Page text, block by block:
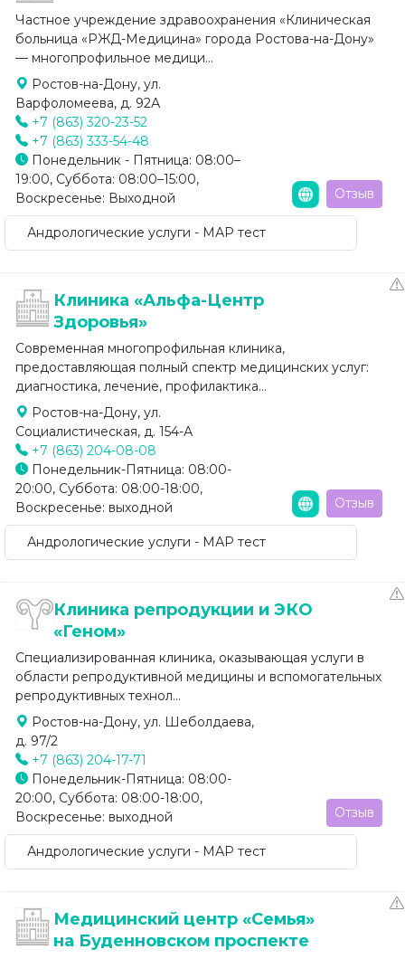
Частное учреждение здравоохранения «Клиническая
больница «РЖД-Медицина» города Ростова-на-Дону»
— многопрофильное медици...
Ростов-на-Дону, ул.
Варфоломеева, д. 92А
+7 (863) 320-23-52
+7 (863) 333-54-48
Понедельник - Пятница: 08:00–
19:00, Суббота: 08:00–15:00,
Воскресенье: Выходной
Отзыв
Андрологические услуги - МАР тест
Клиника «Альфа-Центр
Здоровья»
Современная многопрофильная клиника,
предоставляющая полный спектр медицинских услуг:
диагностика, лечение, профилактика...
Ростов-на-Дону, ул.
Социалистическая, д. 154-А
+7 (863) 204-08-08
Понедельник-Пятница: 08:00-
20:00, Суббота: 08:00-18:00,
Воскресенье: выходной
Отзыв
Андрологические услуги - МАР тест
Клиника репродукции и ЭКО
«Геном»
Специализированная клиника, оказывающая услуги в
области репродуктивной медицины и вспомогательных
репродуктивных технол...
Ростов-на-Дону, ул. Шеболдаева,
д. 97/2
+7 (863) 204-17-71
Понедельник-Пятница: 08:00-
20:00, Суббота: 08:00-18:00,
Воскресенье: выходной
Отзыв
Андрологические услуги - МАР тест
Медицинский центр «Семья»
на Буденновском проспекте